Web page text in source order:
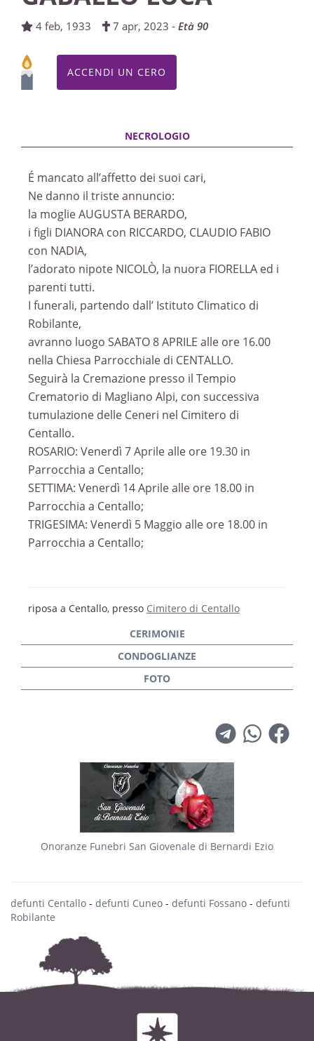
4 feb, 1933 7 apr, 2023 -Età 90
ACCENDI UN CERO
É mancato all’affetto dei suoi cari,
Ne danno il triste annuncio:
la moglie AUGUSTA BERARDO,
i figli DIANORA con RICCARDO, CLAUDIO FABIO
con NADIA,
l’adorato nipote NICOLÒ, la nuora FIORELLA ed i
parenti tutti.
I funerali, partendo dall’ Istituto Climatico di
Robilante,
avranno luogo SABATO 8 APRILE alle ore 16.00
nella Chiesa Parrocchiale di CENTALLO.
Seguirà la Cremazione presso il Tempio
Crematorio di Magliano Alpi, con successiva
tumulazione delle Ceneri nel Cimitero di
Centallo.
ROSARIO: Venerdì 7 Aprile alle ore 19.30 in
Parrocchia a Centallo;
SETTIMA: Venerdì 14 Aprile alle ore 18.00 in
Parrocchia a Centallo;
TRIGESIMA: Venerdì 5 Maggio alle ore 18.00 in
Parrocchia a Centallo;
riposa a Centallo, presso Cimitero di Centallo
14/04/2023 18:00
FUNERALE
Centallo, Chiesa Parrocchiale di Centallo - San
Centallo, Chiesa Parrocchiale di Centallo - San
Giovanni Battista
07/04/2023 19:30
Onoranze Funebri San Giovenale di Bernardi Ezio
defunti Centallo - defunti Cuneo - defunti Fossano - defunti
Robilante